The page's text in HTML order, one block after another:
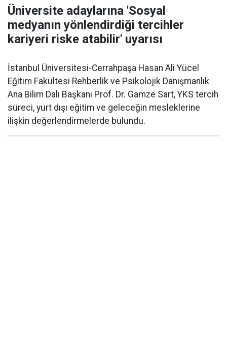
Üniversite adaylarına 'Sosyal
medyanın yönlendirdiği tercihler
kariyeri riske atabilir' uyarısı
İstanbul Üniversitesi-Cerrahpaşa Hasan Ali Yücel
Eğitim Fakültesi Rehberlik ve Psikolojik Danışmanlık
Ana Bilim Dalı Başkanı Prof. Dr. Gamze Sart, YKS tercih
süreci, yurt dışı eğitim ve geleceğin mesleklerine
ilişkin değerlendirmelerde bulundu.